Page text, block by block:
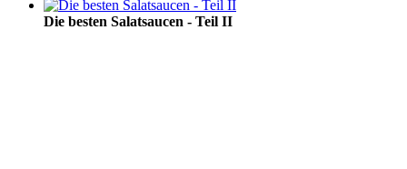
Die besten Salatsaucen - Teil II